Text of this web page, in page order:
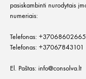
pasiskambinti nurodytais
numeriais:
Telefonas: +37068602665
Telefonas: +37067843101
El. Paštas: info@consolva.lt